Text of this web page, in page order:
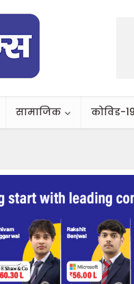
सामाजिक कोविड-19